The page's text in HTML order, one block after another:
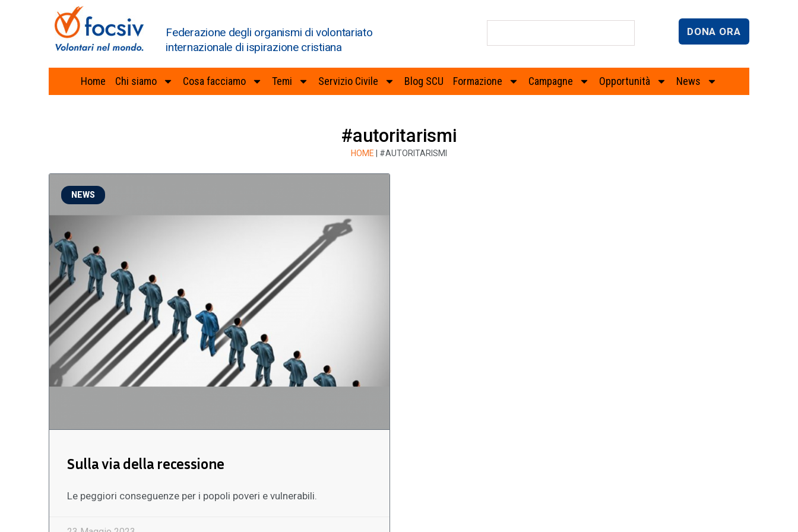
Federazione degli organismi di volontariato
internazionale di ispirazione cristiana
DONA ORA
Home Chi siamo Cosa facciamo Temi Servizio Civile Blog SCU Formazione Campagne Opportunità News
#autoritarismi
HOME #AUTORITARISMI
NEWS
Sulla via della recessione
Le peggiori conseguenze per i popoli poveri e vulnerabili.